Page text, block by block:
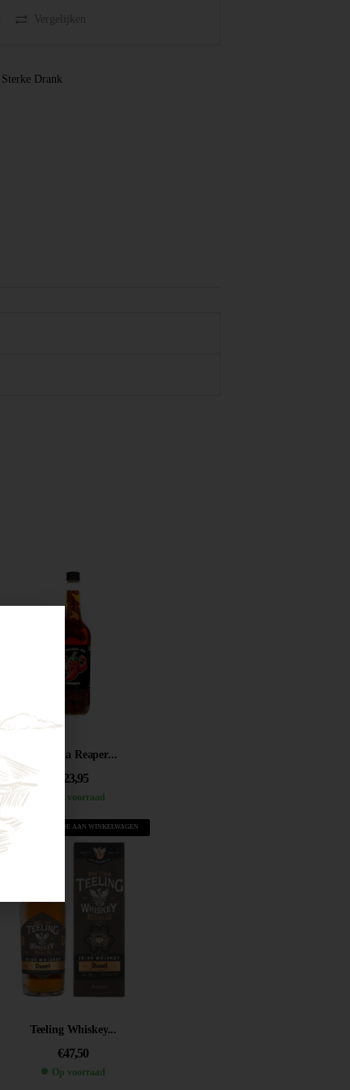
Vergelijken
Sterke Drank
Carolina Reaper...
23,95
Op voorraad
VOEG TOE AAN WINKELWAGEN
Teeling Whiskey...
€47,50
Op voorraad